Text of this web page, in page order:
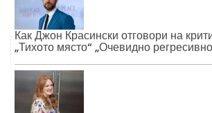
Как Джон Красински отговори на
„Тихото място“ „Очевидно